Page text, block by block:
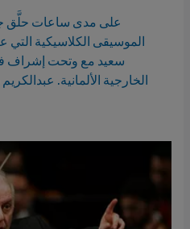
على مدى ساعات حلَّق
الموسيقى الكلاسيكية التي
سعيد مع وتحت إشراف
الخارجية الألمانية.